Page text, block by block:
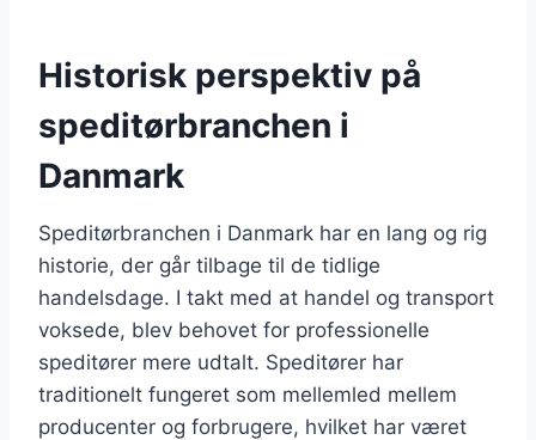
Historisk perspektiv på
speditørbranchen i
Danmark
Speditørbranchen i Danmark har en lang og rig
historie, der går tilbage til de tidlige
handelsdage. I takt med at handel og transport
voksede, blev behovet for professionelle
speditører mere udtalt. Speditører har
traditionelt fungeret som mellemled mellem
producenter og forbrugere, hvilket har været